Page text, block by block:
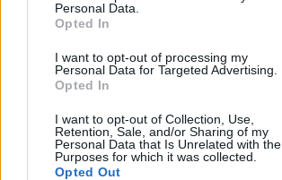
Personal Data.
Opted In
I want to opt-out of processing my
Personal Data for Targeted Advertising.
Opted In
I want to opt-out of Collection, Use,
Retention, Sale, and/or Sharing of my
Personal Data that Is Unrelated with the
Purposes for which it was collected.
Opted Out